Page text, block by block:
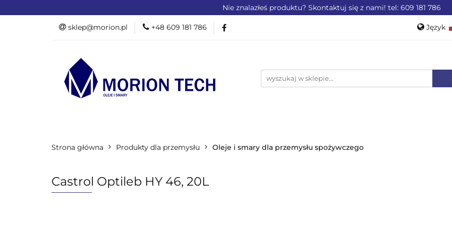
Nie znalazłeś produktu? Skontaktuj się z nami! tel: 609 181 786
sklep@morion.pl +48 609 181 786 Język
PROMOCJE %
OFERTA DLA PRZEMYSŁU OFERTA DLA LOTNICTWA OFERTA
Strona główna Produkty dla przemysłu Oleje i smary dla przemysłu spożywczego
Castrol Optileb HY 46, 20L